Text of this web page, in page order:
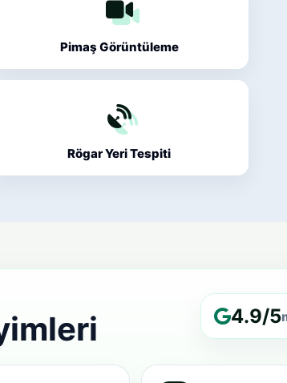
Pimaş Görüntüleme
Rögar Yeri Tespiti
4.9/5